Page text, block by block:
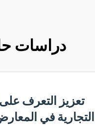
دراسات
تعزيز التعرف على
التجارية في